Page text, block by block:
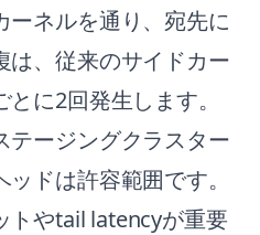
ーネルを通り、宛先に
は、従来のサイドカー
に2回発生します。
テージングクラスター
ドは許容範囲です。
トやtail latencyが重要